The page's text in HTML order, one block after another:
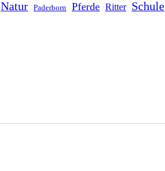
Natur Paderborn Pferde Ritter Schule